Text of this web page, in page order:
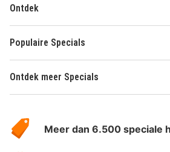
Ontdek
Populaire Specials
Ontdek meer Specials
HotelSpecials
Meer dan 6.500 speciale